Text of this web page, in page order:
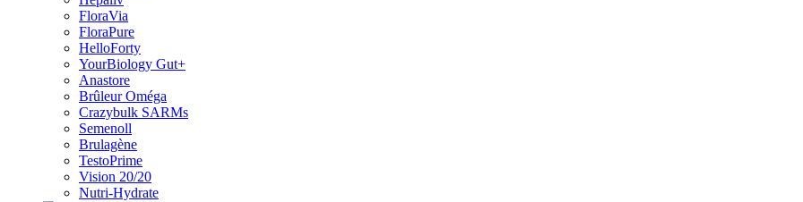
FloraVia
FloraPure
HelloForty
YourBiology Gut+
Anastore
Brûleur Oméga
Crazybulk SARMs
Semenoll
Brulagène
TestoPrime
Vision 20/20
Nutri-Hydrate